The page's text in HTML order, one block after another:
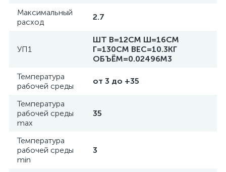
Максимальный
расход
2.7
УП1
ШТ В=12СМ Ш=16СМ
Г=130СМ ВЕС=10.3КГ
ОБЪЁМ=0.02496М3
Температура
рабочей среды
от 3 до +35
Температура
рабочей среды
max
35
Температура
рабочей среды
min
3